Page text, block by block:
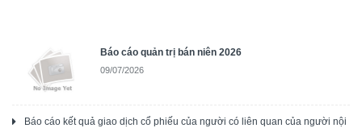
Báo cáo quản trị bán niên 2026
09/07/2026
Báo cáo kết quả giao dịch cổ phiếu của người có liên quan của người nội